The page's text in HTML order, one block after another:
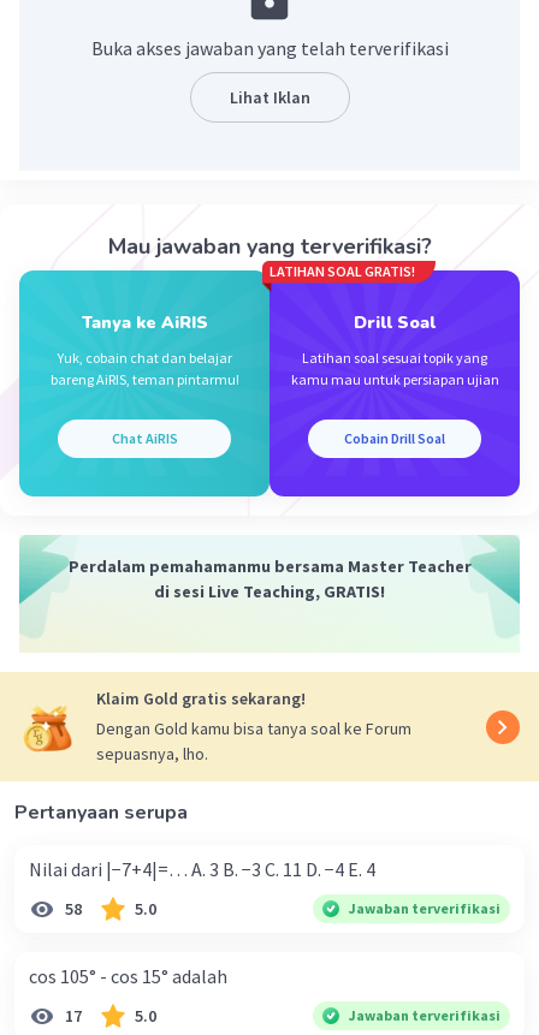
Buka akses jawaban yang telah terverifikasi
Lihat Iklan
Mau jawaban yang terverifikasi?
Tanya ke AiRIS
Yuk, cobain chat dan belajar
bareng AiRIS, teman pintarmu!
Chat AiRIS
LATIHAN SOAL GRATIS!
Drill Soal
Latihan soal sesuai topik yang
kamu mau untuk persiapan ujian
Cobain Drill Soal
Perdalam pemahamanmu bersama Master Teacher
di sesi Live Teaching, GRATIS!
Klaim Gold gratis sekarang!
Dengan Gold kamu bisa tanya soal ke Forum
sepuasnya, lho.
Pertanyaan serupa
Nilai dari |−7+4|=… A. 3 B. −3 C. 11 D. −4 E. 4
58 5.0 Jawaban terverifikasi
cos 105° - cos 15° adalah
17 5.0 Jawaban terverifikasi